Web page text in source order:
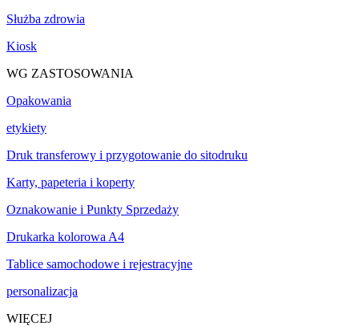
Służba zdrowia
Kiosk
WG ZASTOSOWANIA
Opakowania
etykiety
Druk transferowy i przygotowanie do sitodruku
Karty, papeteria i koperty
Oznakowanie i Punkty Sprzedaży
Drukarka kolorowa A4
Tablice samochodowe i rejestracyjne
personalizacja
WIĘCEJ